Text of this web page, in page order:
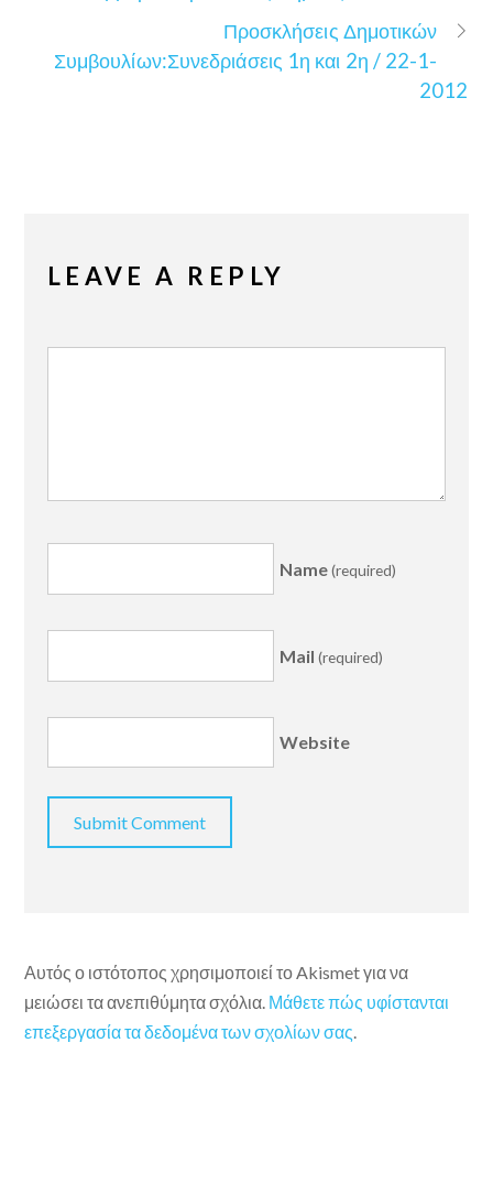
Προσκλήσεις Δημοτικών
Συμβουλίων:Συνεδριάσεις 1η και 2η / 22-1-
2012
LEAVE A REPLY
Name(required)
Mail (required)
Website
Αυτός ο ιστότοπος χρησιμοποιεί το Akismet για να
μειώσει τα ανεπιθύμητα σχόλια. Μάθετε πώς υφίστανται
επεξεργασία τα δεδομένα των σχολίων σας.